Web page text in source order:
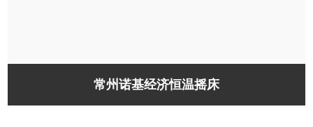
常州诺基经济恒温摇床